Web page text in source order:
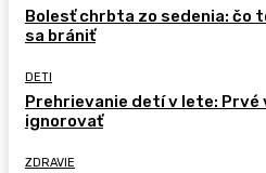
Bolesť chrbta zo sedenia: čo
sa brániť
DETI
Prehrievanie detí v lete:
ignorovať
ZDRAVIE